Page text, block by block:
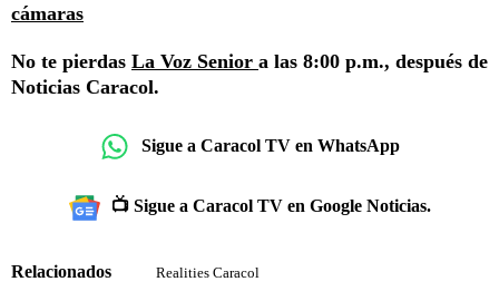
cámaras
No te pierdas La Voz Senior a las 8:00 p.m., después de
Noticias Caracol.
Sigue a Caracol TV en WhatsApp
📺 Sigue a Caracol TV en Google Noticias.
Relacionados Realities Caracol